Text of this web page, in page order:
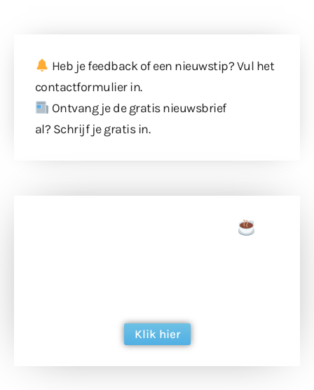
Heb je feedback of een nieuwstip? Vul het
contactformulierin.
Ontvang je de gratis nieuwsbrief
al? Schrijf je gratis in.
Klik hier